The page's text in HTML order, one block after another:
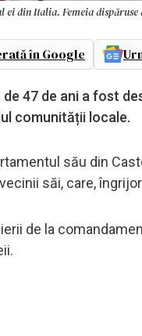
din Italia. Femeia dispăruse
în Google
47 de ani a fost
comunității locale.
său din
săi, care,
de la